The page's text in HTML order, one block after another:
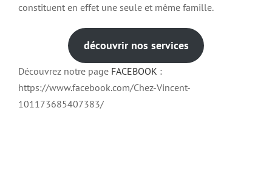
constituent en effet une seule et même famille.
découvrir nos services
Découvrez notre page FACEBOOK :
https://www.facebook.com/Chez-Vincent-
101173685407383/